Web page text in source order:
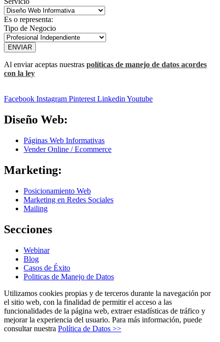
Es o representa:
Tipo de Negocio
ENVIAR
Al enviar aceptas nuestras políticas de manejo de datos acordes
con la ley
Facebook Instagram Pinterest LinkedinYoutube
Diseño Web:
Páginas Web Informativas
Vender Online / Ecommerce
Marketing:
Posicionamiento Web
Marketing en Redes Sociales
Mailing
Secciones
Webinar
Blog
Casos de Éxito
Politicas de Manejo de Datos
Utilizamos cookies propias y de terceros durante la navegación por
el sitio web, con la finalidad de permitir el acceso a las
funcionalidades de la página web, extraer estadísticas de tráfico y
mejorar la experiencia del usuario. Para más información, puede
consultar nuestra Política de Datos >>